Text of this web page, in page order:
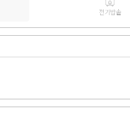
전기밥솥